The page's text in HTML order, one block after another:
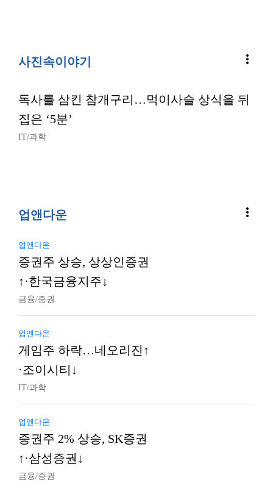
사진속이야기 more_vert
독사를 삼킨 참개구리…먹이사슬 상식을 뒤
집은 ‘5분’
IT/과학
업앤다운 more_vert
업앤다운
증권주 상승, 상상인증권
↑·한국금융지주↓
금융/증권
업앤다운
게임주 하락…네오리진↑
·조이시티↓
IT/과학
업앤다운
증권주 2% 상승, SK증권
↑·삼성증권↓
금융/증권